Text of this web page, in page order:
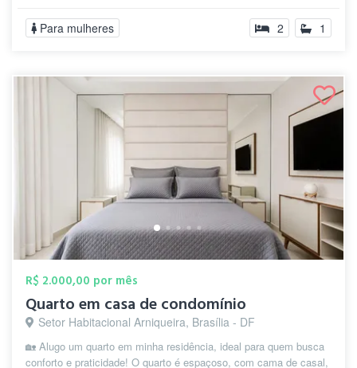
Para mulheres 2 1
R$ 2.000,00 por mês
Quarto em casa de condomínio
Setor Habitacional Arniqueira, Brasília - DF
🏡 Alugo um quarto em minha residência, ideal para quem busca
conforto e praticidade! O quarto é espaçoso, com cama de casal,